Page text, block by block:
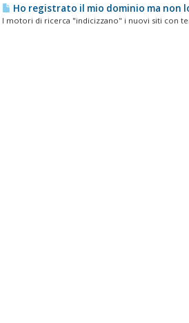
Ho registrato il mio dominio ma non
I motori di ricerca "indicizzano" i nuovi siti con